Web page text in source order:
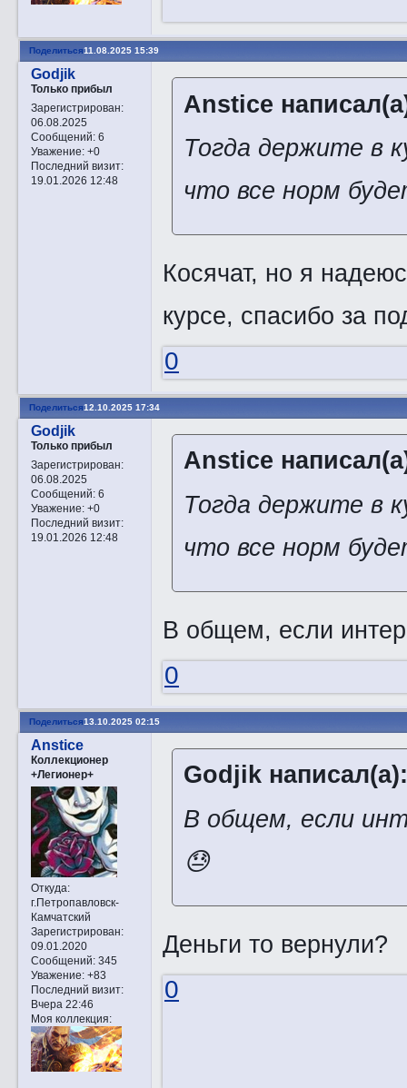
Поделиться11.08.2025 15:39
Godjik
Только прибыл
Зарегистрирован:
06.08.2025
Сообщений:6
Уважение: +0
Последний визит:
19.01.2026 12:48
Anstice
Тогда держите в
что все норм
Косячат, но я
курсе, спасибо за
0
Поделиться12.10.2025 17:34
Godjik
Только прибыл
Зарегистрирован:
06.08.2025
Сообщений:6
Уважение: +0
Последний визит:
19.01.2026 12:48
Anstice
Тогда держите в
что все норм
В общем, если
0
Поделиться13.10.2025 02:15
Anstice
Коллекционер
+Легионер+
Откуда:
г.Петропавловск-
Камчатский
Зарегистрирован:
09.01.2020
Сообщений:345
Уважение: +83
Последний визит:
Вчера 22:46
Моя коллекция:
Godjik
В общем, если
😓
Деньги то вернули?
0